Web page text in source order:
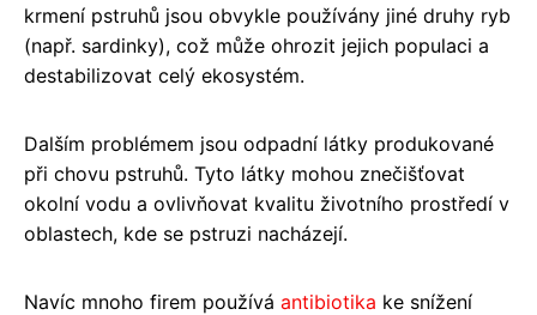
krmení pstruhů jsou obvykle používány jiné druhy ryb
(např. sardinky), což může ohrozit jejich populaci a
destabilizovat celý ekosystém.
Dalším problémem jsou odpadní látky produkované
při chovu pstruhů. Tyto látky mohou znečišťovat
okolní vodu a ovlivňovat kvalitu životního prostředí v
oblastech, kde se pstruzi nacházejí.
Navíc mnoho firem používá antibiotika ke snížení